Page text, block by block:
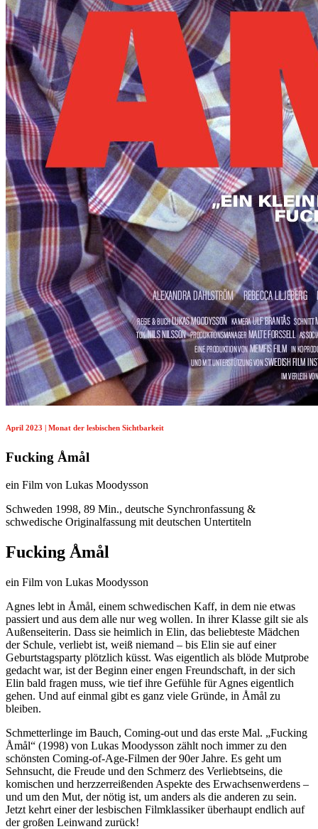
April 2023 | Monat der lesbischen Sichtbarkeit
Fucking Åmål
ein Film von Lukas Moodysson
Schweden 1998, 89 Min., deutsche Synchronfassung &
schwedische Originalfassung mit deutschen Untertiteln
Fucking Åmål
ein Film von Lukas Moodysson
Agnes lebt in Åmål, einem schwedischen Kaff, in dem nie etwas
passiert und aus dem alle nur weg wollen. In ihrer Klasse gilt sie als
Außenseiterin. Dass sie heimlich in Elin, das beliebteste Mädchen
der Schule, verliebt ist, weiß niemand – bis Elin sie auf einer
Geburtstagsparty plötzlich küsst. Was eigentlich als blöde Mutprobe
gedacht war, ist der Beginn einer engen Freundschaft, in der sich
Elin bald fragen muss, wie tief ihre Gefühle für Agnes eigentlich
gehen. Und auf einmal gibt es ganz viele Gründe, in Åmål zu
bleiben.
Schmetterlinge im Bauch, Coming-out und das erste Mal. „Fucking
Åmål“ (1998) von Lukas Moodysson zählt noch immer zu den
schönsten Coming-of-Age-Filmen der 90er Jahre. Es geht um
Sehnsucht, die Freude und den Schmerz des Verliebtseins, die
komischen und herzzerreißenden Aspekte des Erwachsenwerdens –
und um den Mut, der nötig ist, um anders als die anderen zu sein.
Jetzt kehrt einer der lesbischen Filmklassiker überhaupt endlich auf
der großen Leinwand zurück!